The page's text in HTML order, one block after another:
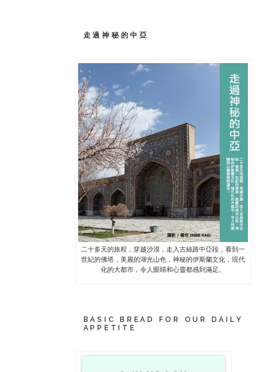
走過神秘的中亞
二十多天的旅程，穿越沙漠，走入古絲路中亞段，看到一
世紀的佛塔，美麗的湖光山色，神秘的伊斯蘭文化，現代
化的大都市，令人眼睛和心靈都感到滿足。
BASIC BREAD FOR OUR DAILY
APPETITE